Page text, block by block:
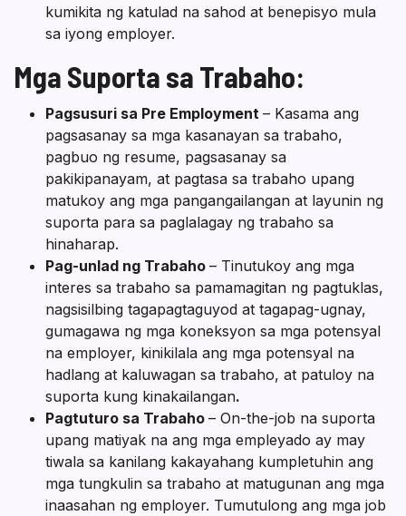
kumikita ng katulad na sahod at benepisyo mula
sa iyong employer.
Mga Suporta sa Trabaho:
Pagsusuri sa Pre Employment – Kasama ang
pagsasanay sa mga kasanayan sa trabaho,
pagbuo ng resume, pagsasanay sa
pakikipanayam, at pagtasa sa trabaho upang
matukoy ang mga pangangailangan at layunin ng
suporta para sa paglalagay ng trabaho sa
hinaharap.
Pag-unlad ng Trabaho – Tinutukoy ang mga
interes sa trabaho sa pamamagitan ng pagtuklas,
nagsisilbing tagapagtaguyod at tagapag-ugnay,
gumagawa ng mga koneksyon sa mga potensyal
na employer, kinikilala ang mga potensyal na
hadlang at kaluwagan sa trabaho, at patuloy na
suporta kung kinakailangan.
Pagtuturo sa Trabaho – On-the-job na suporta
upang matiyak na ang mga empleyado ay may
tiwala sa kanilang kakayahang kumpletuhin ang
mga tungkulin sa trabaho at matugunan ang mga
inaasahan ng employer. Tumutulong ang mga job